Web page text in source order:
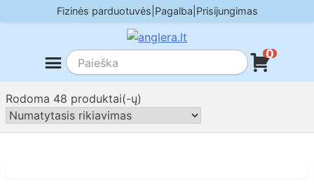
to
Fizinės parduotuvės Pagalba Prisijungimas
0
Rodoma 48 produktai(-ų)